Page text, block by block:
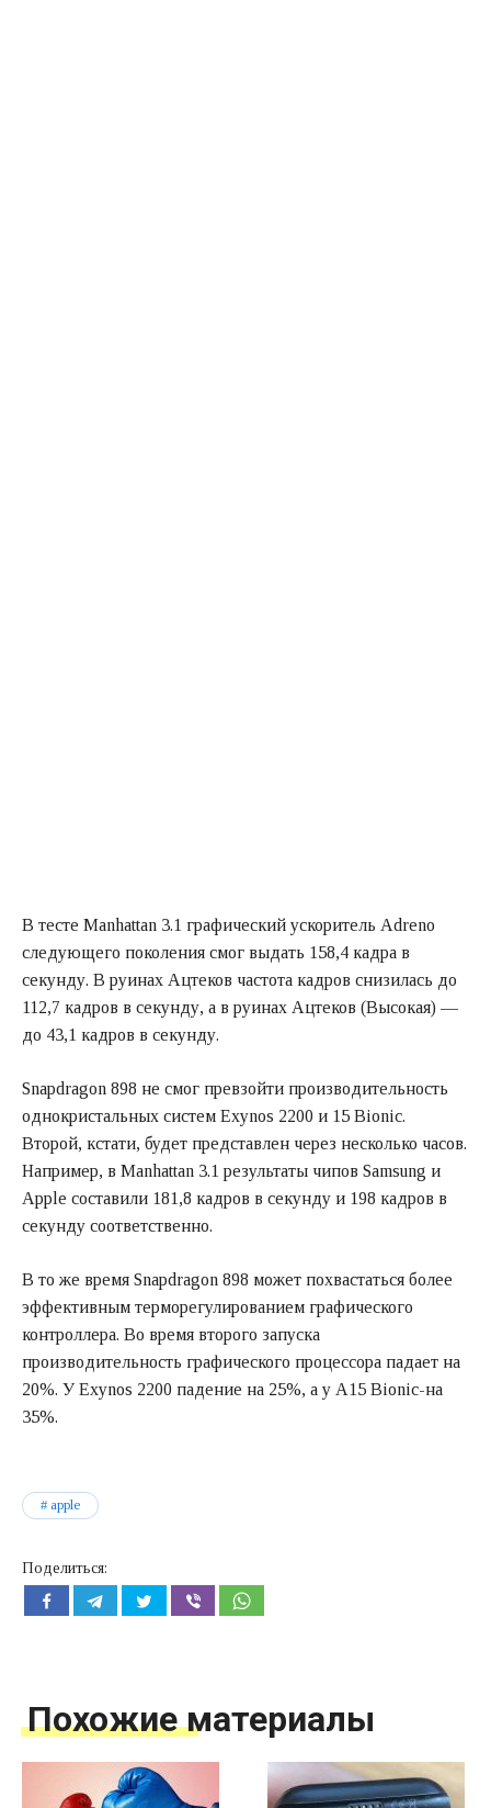
В тесте Manhattan 3.1 графический ускоритель Adreno
следующего поколения смог выдать 158,4 кадра в
секунду. В руинах Ацтеков частота кадров снизилась до
112,7 кадров в секунду, а в руинах Ацтеков (Высокая) —
до 43,1 кадров в секунду.
Snapdragon 898 не смог превзойти производительность
однокристальных систем Exynos 2200 и 15 Bionic.
Второй, кстати, будет представлен через несколько часов.
Например, в Manhattan 3.1 результаты чипов Samsung и
Apple составили 181,8 кадров в секунду и 198 кадров в
секунду соответственно.
В то же время Snapdragon 898 может похвастаться более
эффективным терморегулированием графического
контроллера. Во время второго запуска
производительность графического процессора падает на
20%. У Exynos 2200 падение на 25%, а у A15 Bionic-на
35%.
apple
Поделиться:
Похожие материалы